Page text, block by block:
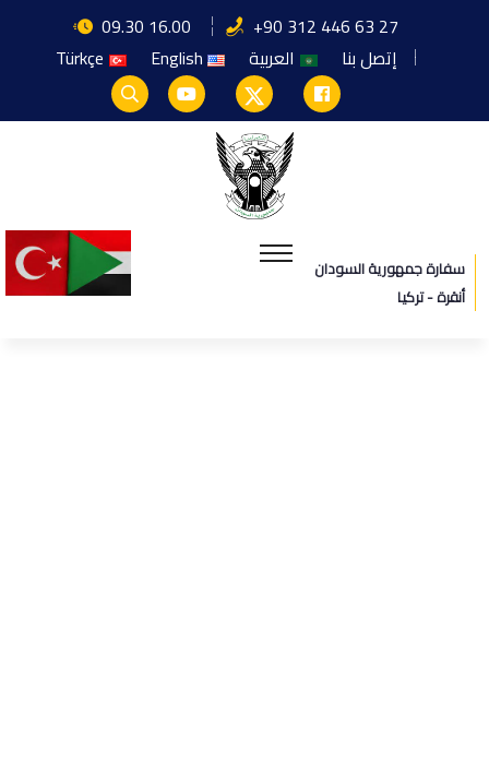
+90 312 446 63 27
09.30 16.00
إتصل بنا
العربية English
Türkçe
سفارة جمهورية السودان
أنقرة - تركيا